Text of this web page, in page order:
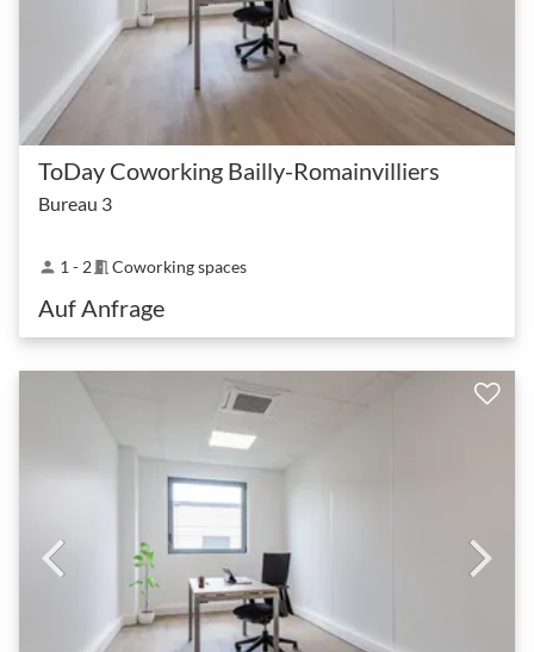
ToDay Coworking Bailly-Romainvilliers
Bureau 3
person 1 - 2meeting_room Coworking spaces
Auf Anfrage